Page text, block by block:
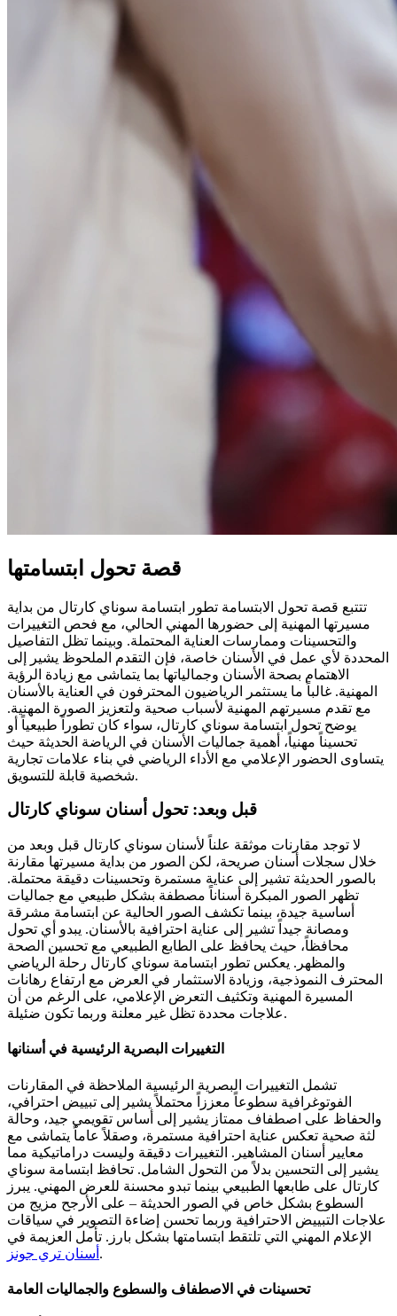
قصة تحول ابتسامتها
تتتبع قصة تحول الابتسامة تطور ابتسامة سوناي كارتال من بداية
مسيرتها المهنية إلى حضورها المهني الحالي، مع فحص التغييرات
والتحسينات وممارسات العناية المحتملة. وبينما تظل التفاصيل
المحددة لأي عمل في الأسنان خاصة، فإن التقدم الملحوظ يشير إلى
الاهتمام بصحة الأسنان وجمالياتها بما يتماشى مع زيادة الرؤية
المهنية. غالباً ما يستثمر الرياضيون المحترفون في العناية بالأسنان
مع تقدم مسيرتهم المهنية لأسباب صحية ولتعزيز الصورة المهنية.
يوضح تحول ابتسامة سوناي كارتال، سواء كان تطوراً طبيعياً أو
تحسيناً مهنياً، أهمية جماليات الأسنان في الرياضة الحديثة حيث
يتساوى الحضور الإعلامي مع الأداء الرياضي في بناء علامات تجارية
شخصية قابلة للتسويق.
قبل وبعد: تحول أسنان سوناي كارتال
لا توجد مقارنات موثقة علناً لأسنان سوناي كارتال قبل وبعد من
خلال سجلات أسنان صريحة، لكن الصور من بداية مسيرتها مقارنة
بالصور الحديثة تشير إلى عناية مستمرة وتحسينات دقيقة محتملة.
تظهر الصور المبكرة أسناناً مصطفة بشكل طبيعي مع جماليات
أساسية جيدة، بينما تكشف الصور الحالية عن ابتسامة مشرقة
ومصانة جيداً تشير إلى عناية احترافية بالأسنان. يبدو أي تحول
محافظاً، حيث يحافظ على الطابع الطبيعي مع تحسين الصحة
والمظهر. يعكس تطور ابتسامة سوناي كارتال رحلة الرياضي
المحترف النموذجية، وزيادة الاستثمار في العرض مع ارتفاع رهانات
المسيرة المهنية وتكثيف التعرض الإعلامي، على الرغم من أن
علاجات محددة تظل غير معلنة وربما تكون ضئيلة.
التغييرات البصرية الرئيسية في أسنانها
تشمل التغييرات البصرية الرئيسية الملاحظة في المقارنات
الفوتوغرافية سطوعاً معززاً محتملاً يشير إلى تبييض احترافي،
والحفاظ على اصطفاف ممتاز يشير إلى أساس تقويمي جيد، وحالة
لثة صحية تعكس عناية احترافية مستمرة، وصقلاً عاماً يتماشى مع
معايير أسنان المشاهير. التغييرات دقيقة وليست دراماتيكية مما
يشير إلى التحسين بدلاً من التحول الشامل. تحافظ ابتسامة سوناي
كارتال على طابعها الطبيعي بينما تبدو محسنة للعرض المهني. يبرز
السطوع بشكل خاص في الصور الحديثة – على الأرجح مزيج من
علاجات التبييض الاحترافية وربما تحسن إضاءة التصوير في سياقات
الإعلام المهني التي تلتقط ابتسامتها بشكل بارز. تأمل العزيمة في
أسنان تري جونز .
تحسينات في الاصطفاف والسطوع والجماليات العامة